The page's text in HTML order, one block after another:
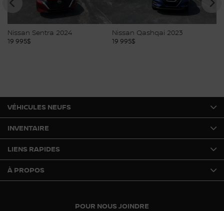
Nissan Sentra 2024
19 995$
Nissan Qashqai 2023
19 995$
POUR NOUS JOINDRE
VÉHICULES NEUFS
INVENTAIRE
LIENS RAPIDES
À PROPOS